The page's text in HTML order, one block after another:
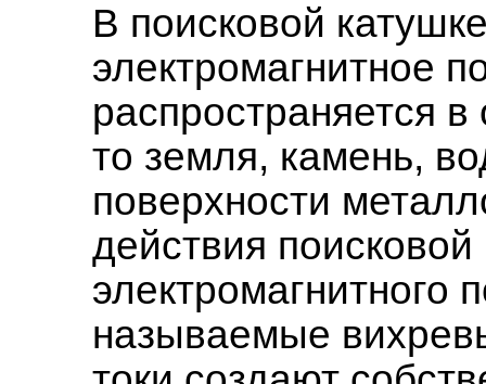
В поисковой
электромагнитное
распространяется
то земля, камень,
поверхности
действия
электромагнитного
называемые